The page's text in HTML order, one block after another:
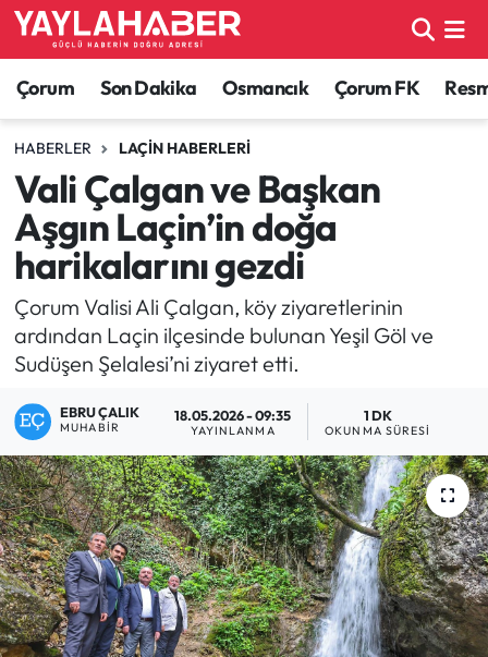
Çorum Son Dakika Osmancık Çorum FK
HABERLER LAÇIN HABERLERI
Vali Çalgan ve Başkan
Aşgın Laçin’in doğa
harikalarını gezdi
Çorum Valisi Ali Çalgan, köy ziyaretlerinin
ardından Laçin ilçesinde bulunan Yeşil Göl ve
Sudüşen Şelalesi’ni ziyaret etti.
EBRU ÇALIK
MUHABIR
18.05.2026 - 09:35
YAYINLANMA
1 DK
OKUNMA SÜRESI
Alaca Haberleri
Bayat Haberleri
Bilgi - Keşfet Haberleri
Bilim ve Teknoloji
Boğazkale Haberleri
Çorum Haberleri
Çorum Son Dakika Haberleri
Dodurga Haberleri
Eğitim
Ekonomi
Güncel
Çorum Nöbetçi Eczaneler
Çorum Hava Durumu
Çorum Namaz Vakitleri
Çorum Trafik Yoğunluk Haritası
TFF 1.Lig Puan Durumu ve Fikstür
Tüm Manşetler
Son Dakika Haberleri
Haber Arşivi